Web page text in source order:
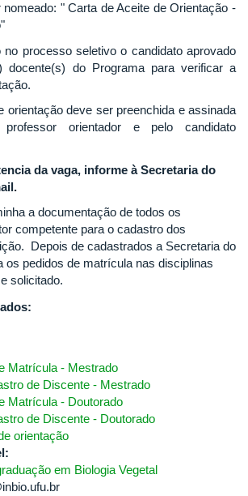
" Carta de Aceite de Orientação -
processo seletivo o candidato aprovado
docente(s) do Programa para verificar a
orientação deve ser preenchida e assinada
professor orientador e pelo candidato
da vaga, informe à Secretaria do
a documentação de todos os
competente para o cadastro dos
Depois de cadastrados a Secretaria do
os pedidos de matrícula nas disciplinas
solicitado.
Matrícula - Mestrado
de Discente - Mestrado
Matrícula - Doutorado
de Discente - Doutorado
orientação
em Biologia Vegetal